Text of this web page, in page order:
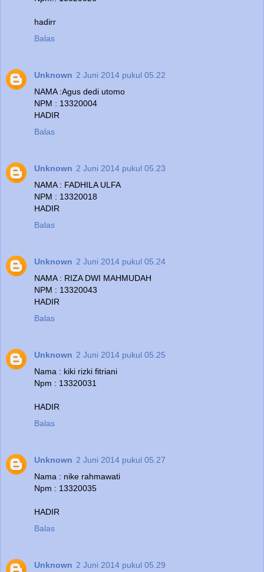
hadirr
Balas
Unknown 2 Juni 2014 pukul 05.22
NAMA :Agus dedi utomo
NPM : 13320004
HADIR
Balas
Unknown 2 Juni 2014 pukul 05.23
NAMA : FADHILA ULFA
NPM : 13320018
HADIR
Balas
Unknown 2 Juni 2014 pukul 05.24
NAMA : RIZA DWI MAHMUDAH
NPM : 13320043
HADIR
Balas
Unknown 2 Juni 2014 pukul 05.25
Nama : kiki rizki fitriani
Npm : 13320031
HADIR
Balas
Unknown 2 Juni 2014 pukul 05.27
Nama : nike rahmawati
Npm : 13320035
HADIR
Balas
Unknown 2 Juni 2014 pukul 05.29